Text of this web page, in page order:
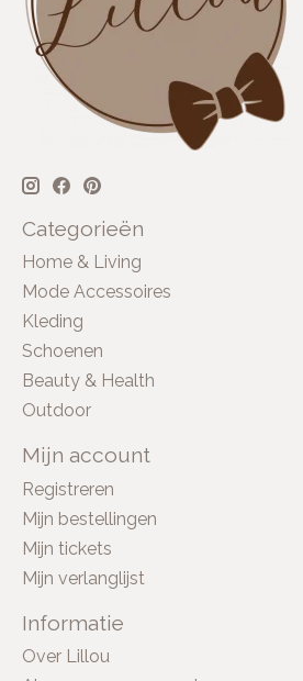
Categorieën
Home & Living
Mode Accessoires
Kleding
Schoenen
Beauty & Health
Outdoor
Mijn account
Registreren
Mijn bestellingen
Mijn tickets
Mijn verlanglijst
Informatie
Over Lillou